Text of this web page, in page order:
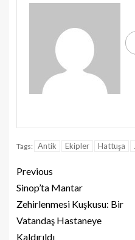
Tags: Antik Ekipler Hattuşa
Previous
Sinop’ta Mantar
Zehirlenmesi Kuşkusu: Bir
Vatandaş Hastaneye
Kaldırıldı